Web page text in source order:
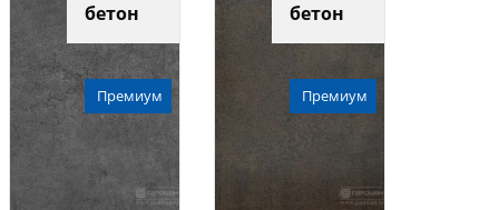
бетон
Премиум
бетон
Премиум